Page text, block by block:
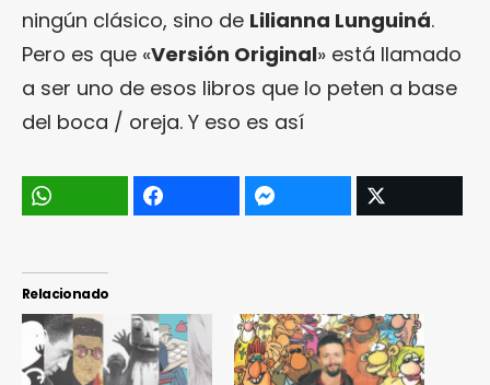
ningún clásico, sino de Lilianna Lunguiná.
Pero es que «Versión Original» está llamado
a ser uno de esos libros que lo peten a base
del boca / oreja. Y eso es así
Relacionado